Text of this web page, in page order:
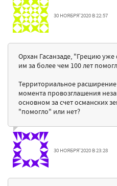
30 НОЯБРЯ'2020 В 22:57
Орхан Гасанзаде, "Грецию уже
им за более чем 100 лет
Территориальное
момента провозглашения
основном за счет османских
"помогло" или нет?
30 НОЯБРЯ'2020 В 23:28